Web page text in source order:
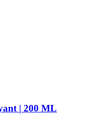
| 200 ML